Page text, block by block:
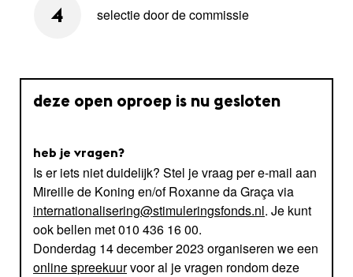
4 selectie door de commissie
deze open oproep is nu gesloten
heb je vragen?
Is er iets niet duidelijk? Stel je vraag per e-mail aan
Mireille de Koning en/of Roxanne da Graça via
internationalisering@stimuleringsfonds.nl. Je kunt
ook bellen met 010 436 16 00.
Donderdag 14 december 2023 organiseren we een
online spreekuurvoor al je vragen rondom deze